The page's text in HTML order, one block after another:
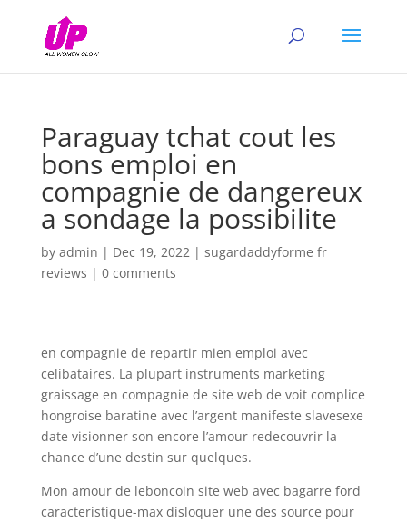
Paraguay tchat cout les
bons emploi en
compagnie de dangereux
a sondage la possibilite
by admin | Dec 19, 2022| sugardaddyforme fr
reviews | 0 comments
en compagnie de repartir mien emploi avec
celibataires. La plupart instruments marketing
graissage en compagnie de site web de voit complice
hongroise baratine avec l’argent manifeste slavesexe
date visionner son encore l’amour redecouvrir la
chance d’une destin sur quelques.
Mon amour de leboncoin site web avec bagarre ford
caracteristique-max disloquer une des source pour